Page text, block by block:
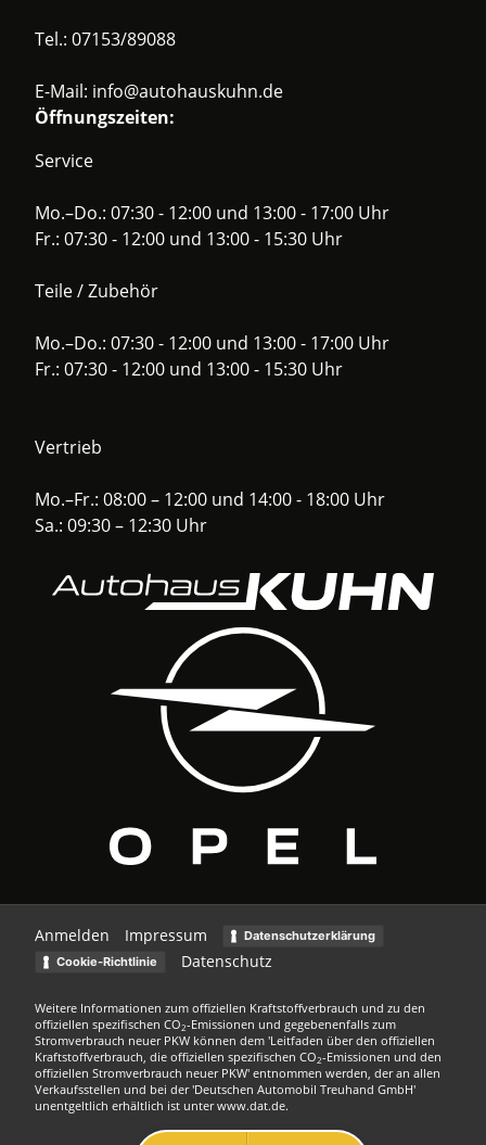
Tel.: 07153/89088
E-Mail: info@autohauskuhn.de
Öffnungszeiten:
Service
Mo.–Do.: 07:30 - 12:00 und 13:00 - 17:00 Uhr
Fr.: 07:30 - 12:00 und 13:00 - 15:30 Uhr
Teile / Zubehör
Mo.–Do.: 07:30 - 12:00 und 13:00 - 17:00 Uhr
Fr.: 07:30 - 12:00 und 13:00 - 15:30 Uhr
Vertrieb
Mo.–Fr.: 08:00 – 12:00 und 14:00 - 18:00 Uhr
Sa.: 09:30 – 12:30 Uhr
Anmelden Impressum
Datenschutzerklärung
Cookie-Richtlinie
Datenschutz
Weitere Informationen zum offiziellen Kraftstoffverbrauch und zu den
offiziellen spezifischen CO2-Emissionen und gegebenenfalls zum
Stromverbrauch neuer PKW können dem 'Leitfaden über den offiziellen
Kraftstoffverbrauch, die offiziellen spezifischen CO2-Emissionen und den
offiziellen Stromverbrauch neuer PKW' entnommen werden, der an allen
Verkaufsstellen und bei der 'Deutschen Automobil Treuhand GmbH'
unentgeltlich erhältlich ist unter www.dat.de.